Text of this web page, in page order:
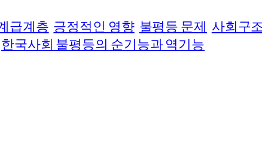
급계층 긍정적인 영향 불평등 문제 사회구
한국사회 불평등의 순기능과 역기능